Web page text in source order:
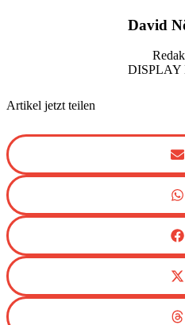
David
DISPLAY
Artikel jetzt teilen